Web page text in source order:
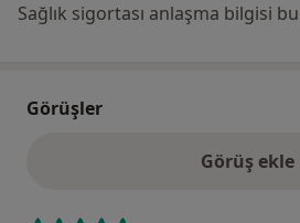
Sağlık sigortası anlaşma bilgisi
Görüşler
Görüş ekle